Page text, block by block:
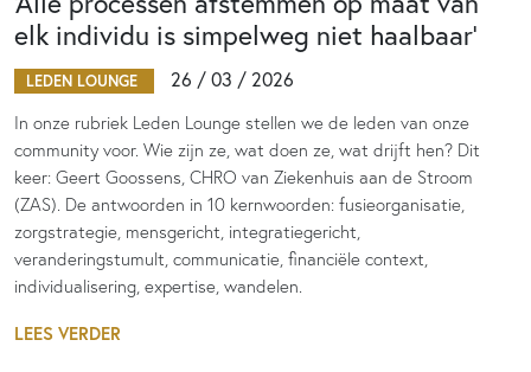
elk individu is simpelweg niet haalbaar’
LEDEN LOUNGE 26 / 03 / 2026
In onze rubriek Leden Lounge stellen we de leden van onze
community voor. Wie zijn ze, wat doen ze, wat drijft hen? Dit
keer: Geert Goossens, CHRO van Ziekenhuis aan de Stroom
(ZAS). De antwoorden in 10 kernwoorden: fusieorganisatie,
zorgstrategie, mensgericht, integratiegericht,
veranderingstumult, communicatie, financiële context,
individualisering, expertise, wandelen.
LEES VERDER